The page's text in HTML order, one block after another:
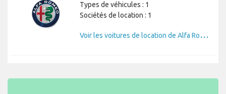
Types de véhicules : 1
Sociétés de location : 1
V
oir les voitures de location de Alfa Romeo